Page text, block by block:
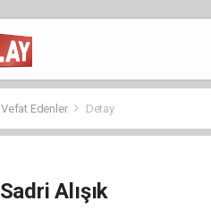
Vefat Edenler Detay
Sadri Alışık